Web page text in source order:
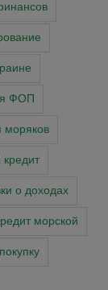
ФОП
моряков
кредит
о доходах
морской